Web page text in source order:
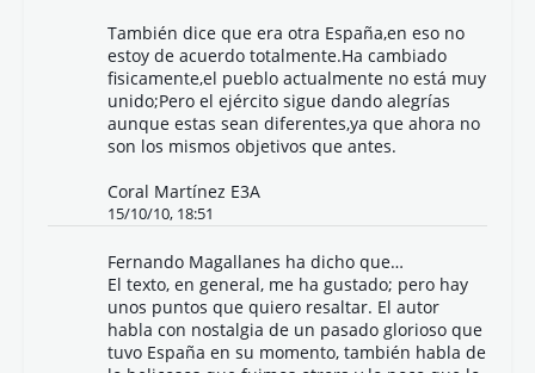
También dice que era otra España,en eso no
estoy de acuerdo totalmente.Ha cambiado
fisicamente,el pueblo actualmente no está muy
unido;Pero el ejército sigue dando alegrías
aunque estas sean diferentes,ya que ahora no
son los mismos objetivos que antes.
Coral Martínez E3A
15/10/10, 18:51
Fernando Magallanes ha dicho que…
El texto, en general, me ha gustado; pero hay
unos puntos que quiero resaltar. El autor
habla con nostalgia de un pasado glorioso que
tuvo España en su momento, también habla de